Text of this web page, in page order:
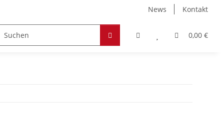
News Kontakt
0,00 €
Zubehör Hobby & Freizeit Werkstoffe